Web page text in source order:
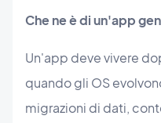
Che ne è di un'app
Un'app deve vivere
quando gli OS
migrazioni di dati,